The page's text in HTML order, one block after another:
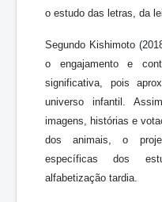
o estudo das letras, da
Segundo Kishimoto
o engajamento e
significativa, pois
universo infantil.
imagens, histórias e
dos animais, o
específicas dos
alfabetização tardia.